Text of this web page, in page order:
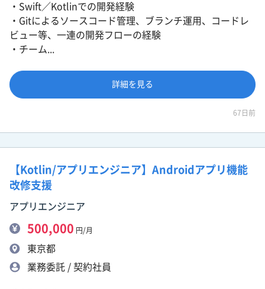
・Swift／Kotlinでの開発経験
・Gitによるソースコード管理、ブランチ運用、コードレ
ビュー等、一連の開発フローの経験
・チーム...
詳細を見る
67日前
【Kotlin/アプリエンジニア】Androidアプリ機能
改修支援
アプリエンジニア
500,000 円/月
東京都
業務委託 / 契約社員